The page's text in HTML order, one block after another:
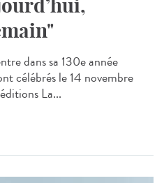
dans sa 130e année
célébrés le 14 novembre
La...